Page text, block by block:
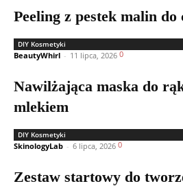
Peeling z pestek malin
DIY Kosmetyki
BeautyWhirl - 11 lipca, 2026 0
Nawilżająca maska do
mlekiem
DIY Kosmetyki
SkinologyLab - 6 lipca, 2026 0
Zestaw startowy do